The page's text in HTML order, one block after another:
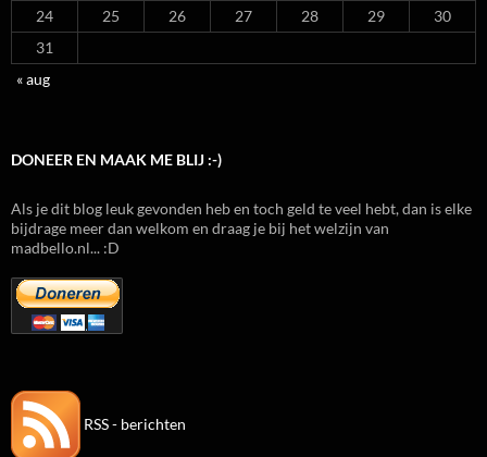
24
25 26 27 28 29
30
31
« aug
DONEER EN MAAK ME BLIJ :-)
Als je dit blog leuk gevonden heb en toch geld te veel hebt, dan is elke
bijdrage meer dan welkom en draag je bij het welzijn van
madbello.nl... :D
RSS - berichten